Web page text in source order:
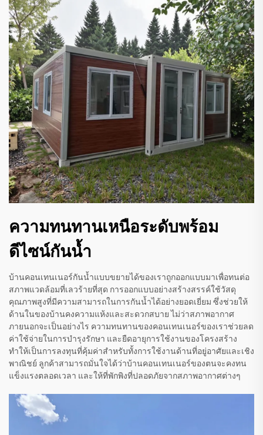
ความทนทานเหนือระดับพร้อม
ดีไซน์กันน้ำ
บ้านคอนเทนเนอร์กันน้ำแบบขยายได้ของเราถูกออกแบบมาเพื่อทนต่อ
สภาพแวดล้อมที่เลวร้ายที่สุด การออกแบบอย่างสร้างสรรค์ใช้วัสดุ
คุณภาพสูงที่มีความสามารถในการกันน้ำได้อย่างยอดเยี่ยม ซึ่งช่วยให้
ด้านในของบ้านคงความแห้งและสะดวกสบาย ไม่ว่าสภาพอากาศ
ภายนอกจะเป็นอย่างไร ความทนทานของคอนเทนเนอร์ของเราช่วยลด
ค่าใช้จ่ายในการบำรุงรักษา และยืดอายุการใช้งานของโครงสร้าง
ทำให้เป็นการลงทุนที่คุ้มค่าสำหรับทั้งการใช้งานด้านที่อยู่อาศัยและเชิง
พาณิชย์ ลูกค้าสามารถมั่นใจได้ว่าบ้านคอนเทนเนอร์ของตนจะคงทน
แข็งแรงตลอดเวลา และให้ที่พักพิงที่ปลอดภัยจากสภาพอากาศต่างๆ